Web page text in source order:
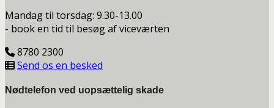
Mandag til torsdag: 9.30-13.00
- book en tid til besøg af viceværten
8780 2300
Send os en besked
Nødtelefon ved uopsættelig skade